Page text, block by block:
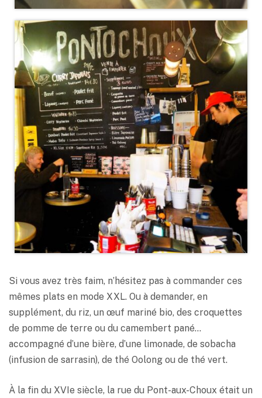
Si vous avez très faim, n’hésitez pas à commander ces
mêmes plats en mode XXL. Ou à demander, en
supplément, du riz, un œuf mariné bio, des croquettes
de pomme de terre ou du camembert pané…
accompagné d’une bière, d’une limonade, de sobacha
(infusion de sarrasin), de thé Oolong ou de thé vert.
À la fin du XVIe siècle, la rue du Pont-aux-Choux était un